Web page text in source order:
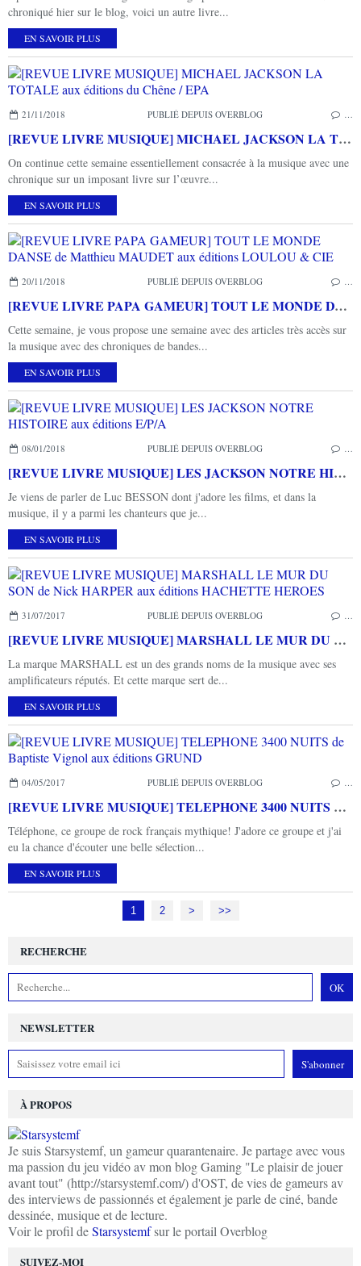
chroniqué hier sur le blog, voici un autre livre...
EN SAVOIR PLUS
21/11/2018 PUBLIÉ DEPUIS OVERBLOG
[REVUE LIVRE MUSIQUE] MICHAEL JACKSON LA TOTALE aux éditions du Chêne / EPA
On continue cette semaine essentiellement consacrée à la musique avec une
chronique sur un imposant livre sur l’œuvre...
EN SAVOIR PLUS
20/11/2018 PUBLIÉ DEPUIS OVERBLOG
[REVUE LIVRE PAPA GAMEUR] TOUT LE MONDE DANSE de Matthieu MAUDET aux éditions LOULOU & CIE
Cette semaine, je vous propose une semaine avec des articles très accès sur
la musique avec des chroniques de bandes...
EN SAVOIR PLUS
08/01/2018 PUBLIÉ DEPUIS OVERBLOG
[REVUE LIVRE MUSIQUE] LES JACKSON NOTRE HISTOIRE aux éditions E/P/A
Je viens de parler de Luc BESSON dont j'adore les films, et dans la
musique, il y a parmi les chanteurs que je...
EN SAVOIR PLUS
31/07/2017 PUBLIÉ DEPUIS OVERBLOG
[REVUE LIVRE MUSIQUE] MARSHALL LE MUR DU SON de Nick HARPER aux éditions HACHETTE HEROES
La marque MARSHALL est un des grands noms de la musique avec ses
amplificateurs réputés. Et cette marque sert de...
EN SAVOIR PLUS
04/05/2017 PUBLIÉ DEPUIS OVERBLOG
[REVUE LIVRE MUSIQUE] TELEPHONE 3400 NUITS de Baptiste Vignol aux éditions GRUND
Téléphone, ce groupe de rock français mythique! J'adore ce groupe et j'ai
eu la chance d'écouter une belle sélection...
EN SAVOIR PLUS
1 2 > >>
NEWSLETTER
SUIVEZ-MOI
RECHERCHE
À PROPOS
Je suis Starsystemf, un gameur quarantenaire. Je partage avec vous
ma passion du jeu vidéo av mon blog Gaming "Le plaisir de jouer
avant tout" (http://starsystemf.com/) d'OST, de vies de gameurs av
des interviews de passionnés et également je parle de ciné, bande
dessinée, musique et de lecture.
Voir le profil deStarsystemfsur le portail Overblog